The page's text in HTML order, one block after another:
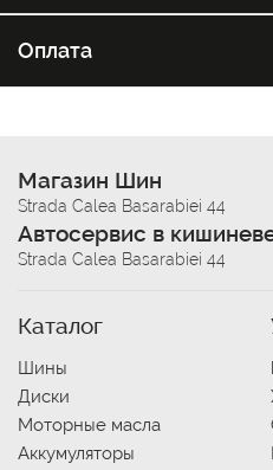
Оплата
Магазин Шин
Strada Calea Basarabiei 44
Автосервис в
Strada Calea Basarabiei 44
Каталог
Шины
Диски
Моторные масла
Аккумуляторы